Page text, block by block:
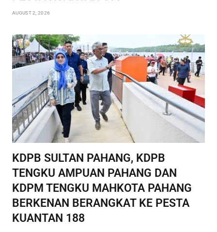
AUGUST 2, 2026
KDPB SULTAN PAHANG, KDPB
TENGKU AMPUAN PAHANG DAN
KDPM TENGKU MAHKOTA PAHANG
BERKENAN BERANGKAT KE PESTA
KUANTAN 188